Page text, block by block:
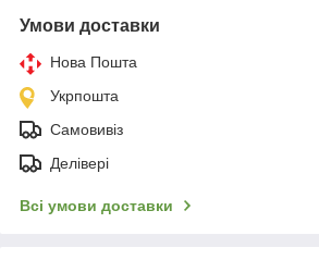
Умови доставки
Нова Пошта
Укрпошта
Самовивіз
Делівері
Всі умови доставки